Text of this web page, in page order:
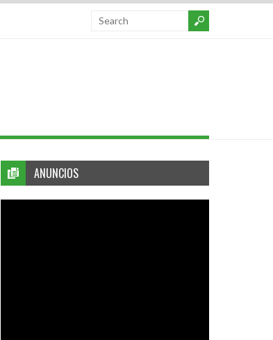
ANUNCIOS